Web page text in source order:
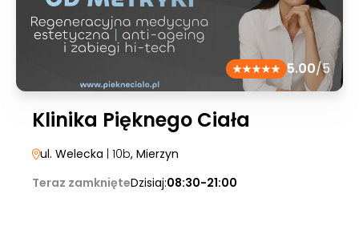
5.00/5
Klinika Pięknego Ciała
ul. Welecka | 10b, Mierzyn
Teraz zamknięteDzisiaj:08:30-21:00